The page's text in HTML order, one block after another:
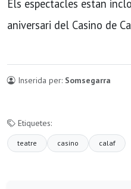
Els espectacles estan
aniversari del Casino de
Inserida per: Somsegarra
Etiquetes:
teatre casino calaf